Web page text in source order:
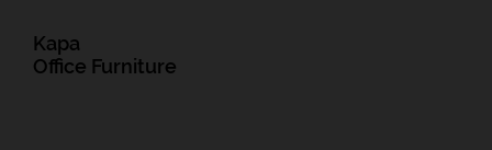
Kapa
Office Furniture